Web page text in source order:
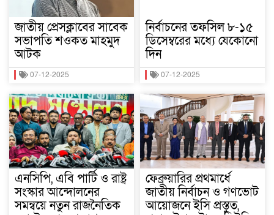
জাতীয় প্রেসক্লাবের সাবেক
সভাপতি শওকত মাহমুদ
আটক
07-12-2025
এনসিপি, এবি পার্টি ও রাষ্ট্র
সংস্কার আন্দোলনের
সমন্বয়ে নতুন রাজনৈতিক
নির্বাচনের তফসিল ৮-১৫
ডিসেম্বরের মধ্যে যেকোনো
দিন
07-12-2025
ফেব্রুয়ারির প্রথমার্ধে
জাতীয় নির্বাচন ও গণভোট
আয়োজনে ইসি প্রস্তুত,